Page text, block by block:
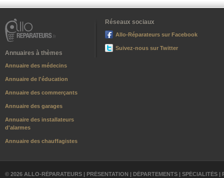
Annuaires à thèmes
Annuaire des médecins
Annuaire de l'éducation
Annuaire des commerçants
Annuaire des garages
Annuaire des installateurs
d'alarmes
Annuaire des chauffagistes
Réseaux sociaux
Allo-Réparateurs sur Facebook
Suivez-nous sur Twitter
© 2026 ALLO-RÉPARATEURS | PRÉSENTATION | DÉPARTEMENTS | SPÉCIALITÉS |